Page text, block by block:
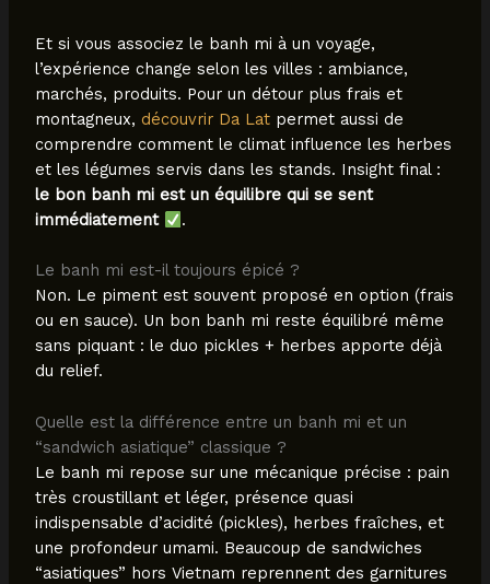
Et si vous associez le banh mi à un voyage,
l’expérience change selon les villes : ambiance,
marchés, produits. Pour un détour plus frais et
montagneux, découvrir Da Latpermet aussi de
comprendre comment le climat influence les herbes
et les légumes servis dans les stands. Insight final :
le bon banh mi est un équilibre qui se sent
immédiatement
.
Le banh mi est-il toujours épicé ?
Non. Le piment est souvent proposé en option (frais
ou en sauce). Un bon banh mi reste équilibré même
sans piquant : le duo pickles + herbes apporte déjà
du relief.
Quelle est la différence entre un banh mi et un
“sandwich asiatique” classique ?
Le banh mi repose sur une mécanique précise : pain
très croustillant et léger, présence quasi
indispensable d’acidité (pickles), herbes fraîches, et
une profondeur umami. Beaucoup de sandwiches
“asiatiques” hors Vietnam reprennent des garnitures